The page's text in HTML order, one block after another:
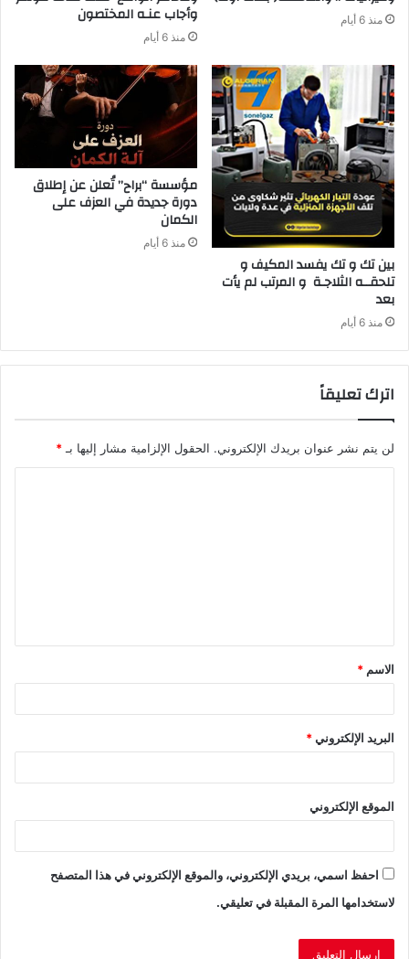
منذ 6 أيام ‬وأجاب‭ ‬عنـه‭ ‬المختصون
منذ 6 أيام
‬بعد‭ ‬
منذ 6 أيام
مؤسسة “براح” تُعلن عن إطلاق
دورة جديدة في العزف على
الكمان
منذ 6 أيام
اترك تعليقاً
لن يتم نشر عنوان بريدك الإلكتروني. الحقول الإلزامية مشار إليها بـ *
ق
*
الاسم *
البريد الإلكتروني*
الموقع الإلكتروني
احفظ اسمي، بريدي الإلكتروني، والموقع الإلكتروني في هذا المتصفح
لاستخدامها المرة المقبلة في تعليقي.